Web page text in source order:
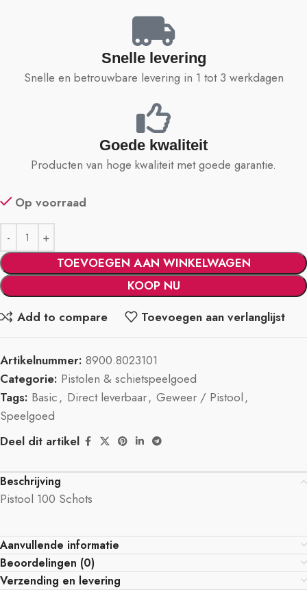
Snelle levering
Snelle en betrouwbare levering in 1 tot 3 werkdagen
Goede kwaliteit
Producten van hoge kwaliteit met goede garantie.
Op voorraad
TOEVOEGEN AAN WINKELWAGEN
KOOP NU
Add to compare
Toevoegen aan verlanglijst
Artikelnummer: 8900.8023101
Categorie: Pistolen & schietspeelgoed
Tags: Basic, Direct leverbaar, Geweer / Pistool,
Speelgoed
Deel dit artikel
Beschrijving
Pistool 100 Schots
Aanvullende informatie
Beoordelingen (0)
Verzending en levering